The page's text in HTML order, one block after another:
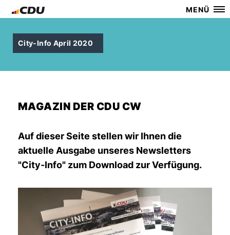
MENÜ
City-Info April 2020
MAGAZIN DER CDU CW
Auf dieser Seite stellen wir Ihnen die
aktuelle Ausgabe unseres Newsletters
"City-Info" zum Download zur Verfügung.